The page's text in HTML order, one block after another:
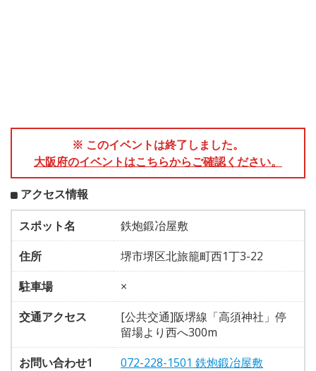
※ このイベントは終了しました。
大阪府のイベントはこちらからご確認ください。
アクセス情報
スポット名
鉄炮鍛冶屋敷
住所
堺市堺区北旅籠町西1丁3-22
駐車場
×
交通アクセス
[公共交通]阪堺線「高須神社」停
留場より西へ300m
お問い合わせ1
072-228-1501 鉄炮鍛冶屋敷